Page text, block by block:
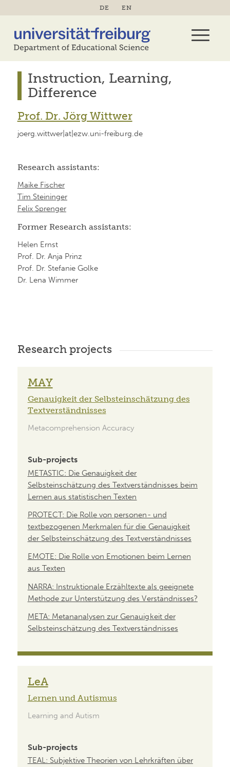
DE EN
Instruction, Learning,
Difference
Prof. Dr. Jörg Wittwer
joerg.wittwer|at|ezw.uni-freiburg.de
Research assistants:
Maike Fischer
Tim Steininger
Felix Sprenger
Former Research assistants:
Helen Ernst
Prof. Dr. Anja Prinz
Prof. Dr. Stefanie Golke
Dr. Lena Wimmer
Research projects
MAY
Genauigkeit der Selbsteinschätzung des
Textverständnisses
Metacomprehension Accuracy
Sub-projects
METASTIC: Die Genauigkeit der
Selbsteinschätzung des Textverständnisses beim
Lernen aus statistischen Texten
PROTECT: Die Rolle von personen- und
textbezogenen Merkmalen für die Genauigkeit
der Selbsteinschätzung des Textverständnisses
EMOTE: Die Rolle von Emotionen beim Lernen
aus Texten
NARRA: Instruktionale Erzähltexte als geeignete
Methode zur Unterstützung des Verständnisses?
META: Metananalysen zur Genauigkeit der
Selbsteinschätzung des Textverständnisses
LeA
Lernen und Autismus
Learning and Autism
Sub-projects
TEAL: Subjektive Theorien von Lehrkräften über